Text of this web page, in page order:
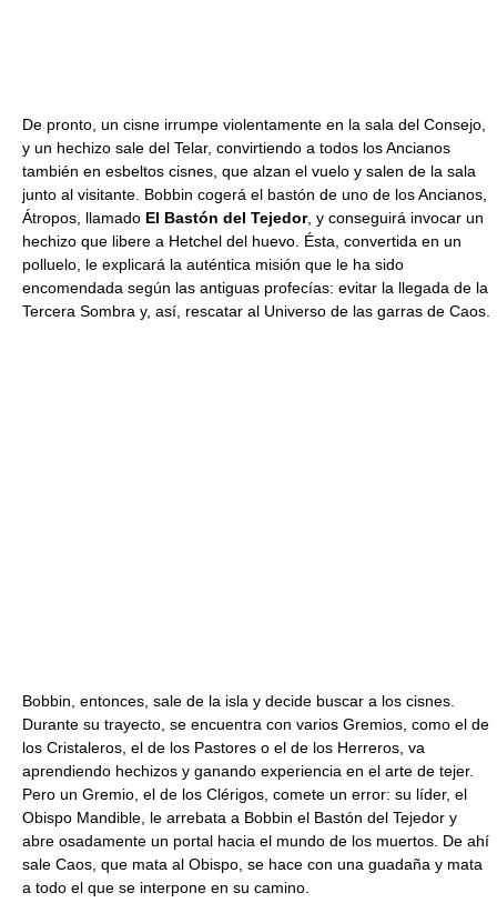
De pronto, un cisne irrumpe violentamente en la sala del Consejo,
y un hechizo sale del Telar, convirtiendo a todos los Ancianos
también en esbeltos cisnes, que alzan el vuelo y salen de la sala
junto al visitante. Bobbin cogerá el bastón de uno de los Ancianos,
Átropos, llamado El Bastón del Tejedor, y conseguirá invocar un
hechizo que libere a Hetchel del huevo. Ésta, convertida en un
polluelo, le explicará la auténtica misión que le ha sido
encomendada según las antiguas profecías: evitar la llegada de la
Tercera Sombra y, así, rescatar al Universo de las garras de Caos.
Bobbin, entonces, sale de la isla y decide buscar a los cisnes.
Durante su trayecto, se encuentra con varios Gremios, como el de
los Cristaleros, el de los Pastores o el de los Herreros, va
aprendiendo hechizos y ganando experiencia en el arte de tejer.
Pero un Gremio, el de los Clérigos, comete un error: su líder, el
Obispo Mandible, le arrebata a Bobbin el Bastón del Tejedor y
abre osadamente un portal hacia el mundo de los muertos. De ahí
sale Caos, que mata al Obispo, se hace con una guadaña y mata
a todo el que se interpone en su camino.